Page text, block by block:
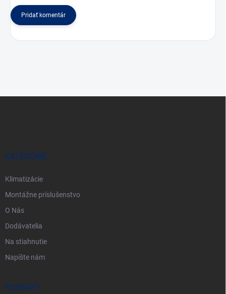
Pridať komentár
KATEGÓRIE
Klimatizácie
Montážne príslušenstvo
O Nás
Dodávatelia
Na stiahnutie
Napíšte nám
KONTAKT